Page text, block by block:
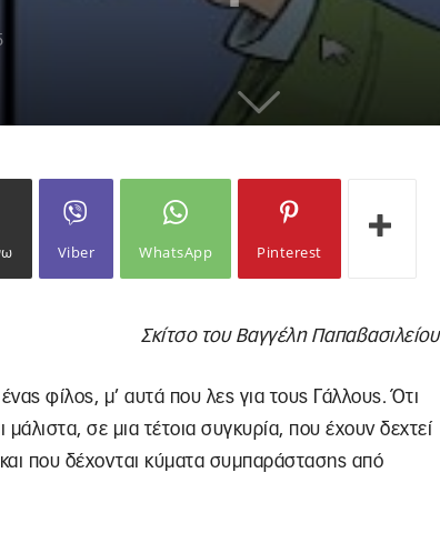
Viber WhatsApp Pinterest
Σκίτσο του Βαγγέλη Παπαβασιλείου
φίλος, μ’ αυτά που λες για τους Γάλλους. Ότι
μάλιστα, σε μια τέτοια συγκυρία, που έχουν δεχτεί
που δέχονται κύματα συμπαράστασης από